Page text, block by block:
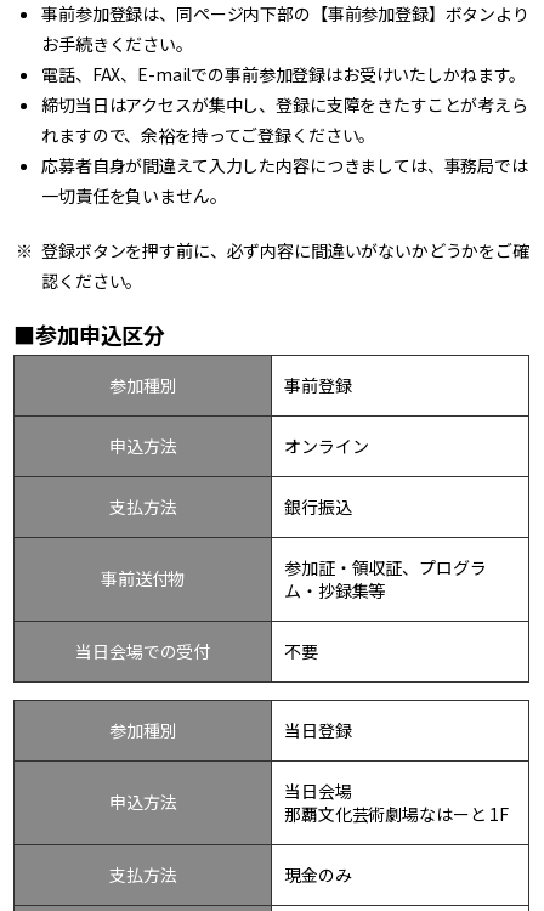
事前参加登録は、同ページ内下部の【事前参加登録】ボタンより
お手続きください。
電話、FAX、E-mailでの事前参加登録はお受けいたしかねます。
締切当日はアクセスが集中し、登録に支障をきたすことが考えら
れますので、余裕を持ってご登録ください。
応募者自身が間違えて入力した内容につきましては、事務局では
一切責任を負いません。
登録ボタンを押す前に、必ず内容に間違いがないかどうかをご確
認ください。
■参加申込区分
参加種別 事前登録
申込方法 オンライン
支払方法 銀行振込
事前送付物
参加証・領収証、プログラ
ム・抄録集等
当日会場での受付 不要
参加種別 当日登録
申込方法
当日会場
那覇文化芸術劇場なはーと 1F
支払方法 現金のみ